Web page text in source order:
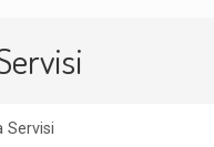
Servisi